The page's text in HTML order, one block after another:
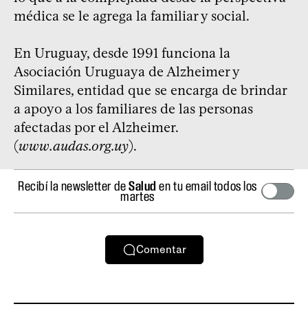
médica se le agrega la familiar y social.
En Uruguay, desde 1991 funciona la
Asociación Uruguaya de Alzheimer y
Similares, entidad que se encarga de brindar
a apoyo a los familiares de las personas
afectadas por el Alzheimer.
(www.audas.org.uy).
Recibí la newsletter deSalud en tu email todos los
martes
Comentar